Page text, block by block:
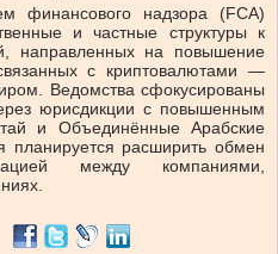
финансового надзора (FCA)
и частные структуры к
направленных на повышение
с криптовалютами —
Ведомства сфокусированы
юрисдикции с повышенным
и Объединённые Арабские
расширить обмен
между компаниями,